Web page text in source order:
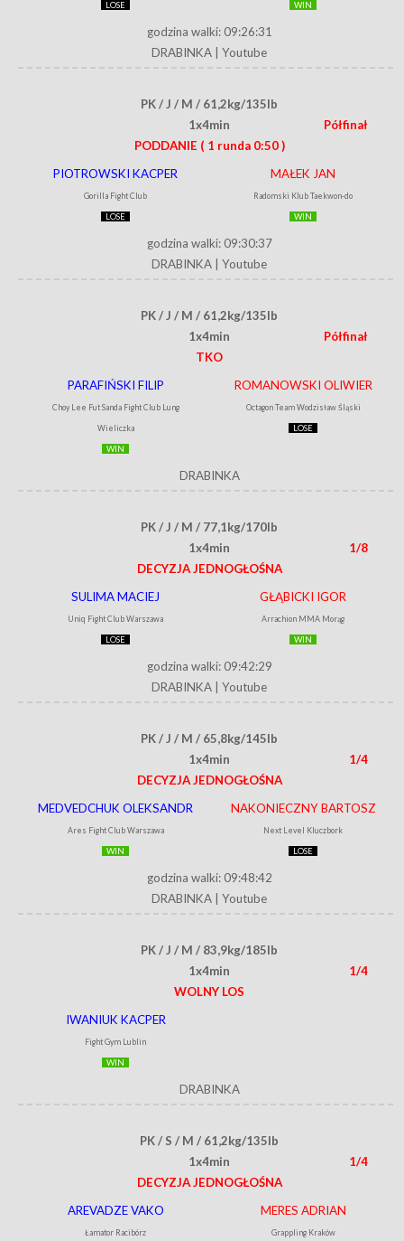
LOSE WIN
godzina walki: 09:26:31
DRABINKA
Youtube
PK / J / M / 61,2kg/135lb
1x4min
Półfinał
PODDANIE ( 1 runda 0:50 )
PIOTROWSKI KACPER
Gorilla Fight Club
LOSE
MAŁEK JAN
Radomski Klub Taekwon-do
WIN
godzina walki: 09:30:37
DRABINKA
Youtube
PK / J / M / 61,2kg/135lb
1x4min
Półfinał
TKO
PARAFIŃSKI FILIP
Choy Lee Fut Sanda Fight Club Lung
Wieliczka
WIN
ROMANOWSKI OLIWIER
Octagon Team Wodzisław Śląski
LOSE
DRABINKA
PK / J / M / 77,1kg/170lb
1x4min
1/8
DECYZJA JEDNOGŁOŚNA
SULIMA MACIEJ
Uniq Fight Club Warszawa
LOSE
GŁĄBICKI IGOR
Arrachion MMA Morąg
WIN
godzina walki: 09:42:29
DRABINKA
Youtube
PK / J / M / 65,8kg/145lb
1x4min
1/4
DECYZJA JEDNOGŁOŚNA
MEDVEDCHUK OLEKSANDR
Ares Fight Club Warszawa
WIN
NAKONIECZNY BARTOSZ
Next Level Kluczbork
LOSE
godzina walki: 09:48:42
DRABINKA
Youtube
PK / J / M / 83,9kg/185lb
1x4min
1/4
WOLNY LOS
IWANIUK KACPER
Fight Gym Lublin
WIN
DRABINKA
PK / S / M / 61,2kg/135lb
1x4min
1/4
DECYZJA JEDNOGŁOŚNA
AREVADZE VAKO
Łamator Racibórz
MERES ADRIAN
Grappling Kraków